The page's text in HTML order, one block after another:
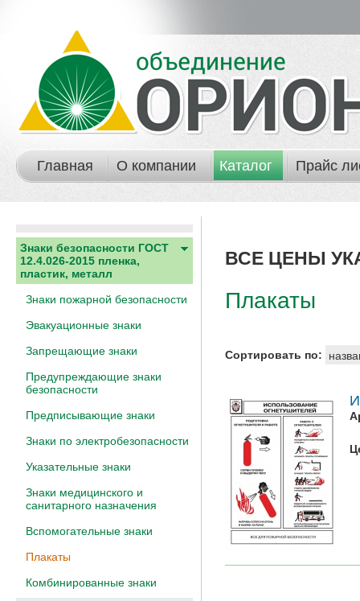
Главная О компании Каталог Прайс
Знаки безопасности ГОСТ
12.4.026-2015 пленка,
пластик, металл
Знаки пожарной безопасности
Эвакуационные знаки
Запрещающие знаки
Предупреждающие знаки
безопасности
Предписывающие знаки
Знаки по электробезопасности
Указательные знаки
Знаки медицинского и
санитарного назначения
Вспомогательные знаки
Плакаты
Комбинированные знаки
ВСЕ ЦЕНЫ
Плакаты
Сортировать по: